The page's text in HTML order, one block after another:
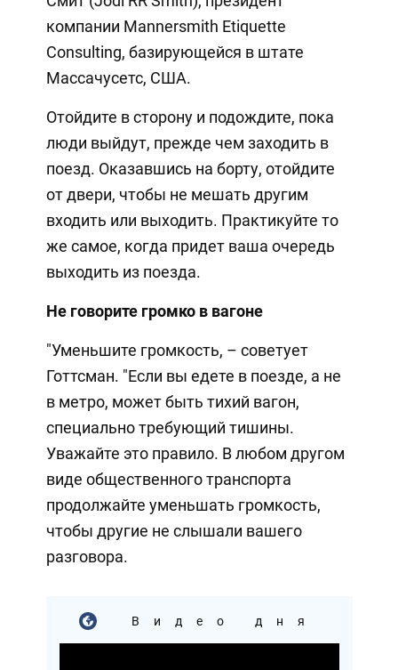
компании Mannersmith Etiquette
Consulting, базирующейся в штате
Массачусетс, США.
Отойдите в сторону и подождите, пока
люди выйдут, прежде чем заходить в
поезд. Оказавшись на борту, отойдите
от двери, чтобы не мешать другим
входить или выходить. Практикуйте то
же самое, когда придет ваша очередь
выходить из поезда.
Не говорите громко в вагоне
"Уменьшите громкость, – советует
Готтсман. "Если вы едете в поезде, а не
в метро, может быть тихий вагон,
специально требующий тишины.
Уважайте это правило. В любом другом
виде общественного транспорта
продолжайте уменьшать громкость,
чтобы другие не слышали вашего
разговора.
Видео дня